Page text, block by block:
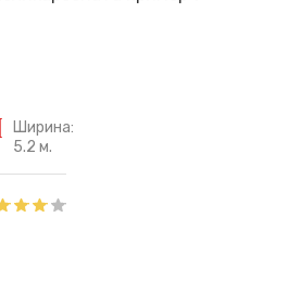
Ширина:
5.2 м.